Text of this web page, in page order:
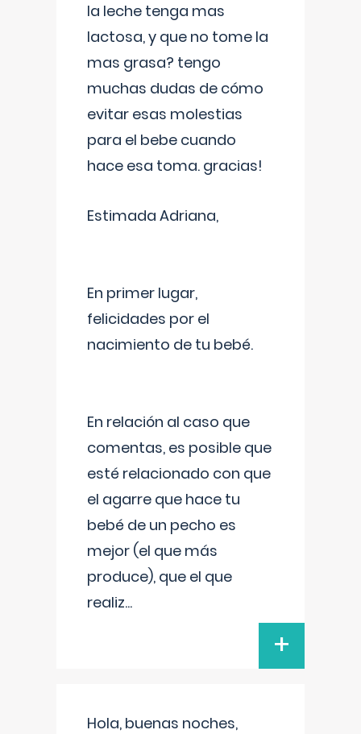
la leche tenga mas
lactosa, y que no tome la
mas grasa? tengo
muchas dudas de cómo
evitar esas molestias
para el bebe cuando
hace esa toma. gracias!
Estimada Adriana,
En primer lugar,
felicidades por el
nacimiento de tu bebé.
En relación al caso que
comentas, es posible que
esté relacionado con que
el agarre que hace tu
bebé de un pecho es
mejor (el que más
produce), que el que
realiz...
+
Hola, buenas noches,